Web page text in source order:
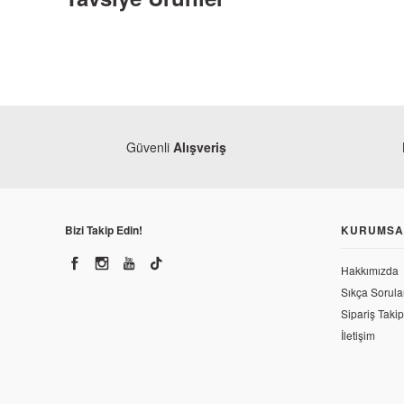
Güvenli Alışveriş
Bizi Takip Edin!
Hakkımızda
Sıkça
Sipariş Takip
İletişim